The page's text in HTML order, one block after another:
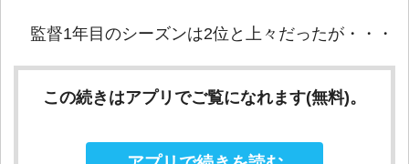
監督1年目のシーズンは2位と上々だったが・・・
この続きはアプリでご覧になれます(無料)。